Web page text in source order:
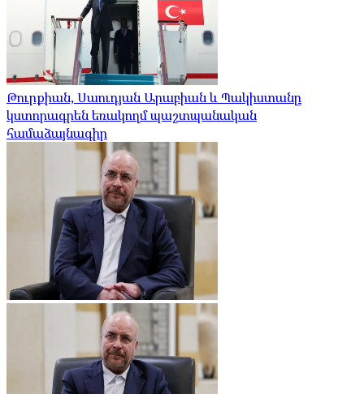
Թուրքիան, Սաուդյան Արաբիան և Պակիստանը
կստորագրեն եռակողմ պաշտպանական
համաձայնագիր